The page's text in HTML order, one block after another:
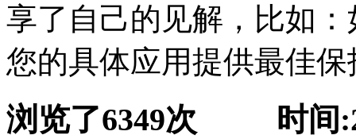
享了自己的见解，比如
您的具体应用提供最佳
浏览了6349次 时间